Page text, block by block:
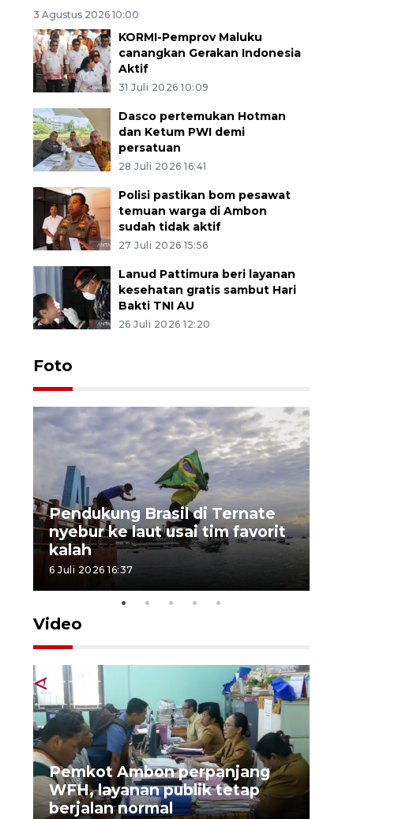
3 Agustus 2026 10:00
KORMI-Pemprov Maluku
canangkan Gerakan Indonesia
Aktif
31 Juli 2026 10:09
Dasco pertemukan Hotman
dan Ketum PWI demi
persatuan
28 Juli 2026 16:41
Polisi pastikan bom pesawat
temuan warga di Ambon
sudah tidak aktif
27 Juli 2026 15:56
Lanud Pattimura beri layanan
kesehatan gratis sambut Hari
Bakti TNI AU
26 Juli 2026 12:20
Foto
Pendukung Brasil di Ternate
nyebur ke laut usai tim favorit
kalah
6 Juli 2026 16:37
Video
Pemkot Ambon perpanjang
WFH, layanan publik tetap
berjalan normal